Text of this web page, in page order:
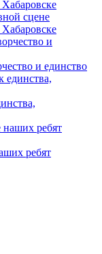
сцене
и единство
ребят